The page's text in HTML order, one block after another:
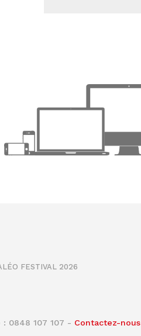
FESTIVAL 2026
0848 107 107 - Contactez-nous